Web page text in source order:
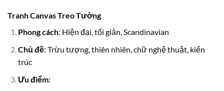
Tranh Canvas Treo Tường
Phong cách: Hiện đại, tối giản, Scandinavian
Chủ đề: Trừu tượng, thiên nhiên, chữ nghệ thuật, kiến
trúc
Ưu điểm: